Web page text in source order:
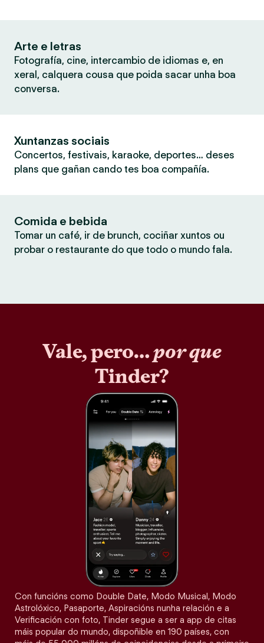
Arte e letras
Fotografía, cine, intercambio de idiomas e, en
xeral, calquera cousa que poida sacar unha boa
conversa.
Xuntanzas sociais
Concertos, festivais, karaoke, deportes… deses
plans que gañan cando tes boa compañía.
Comida e bebida
Tomar un café, ir de brunch, cociñar xuntos ou
probar o restaurante do que todo o mundo fala.
Vale, pero…por que
Tinder?
Con funcións como Double Date, Modo Musical, Modo
Astrolóxico, Pasaporte, Aspiracións nunha relación e a
Verificación con foto, Tinder segue a ser a app de citas
máis popular do mundo, dispoñible en 190 países, con